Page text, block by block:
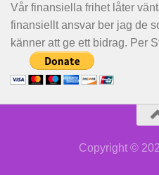
Vår finansiella frihet låter
finansiellt ansvar ber jag de
känner att ge ett bidrag. Per
Copyright ©